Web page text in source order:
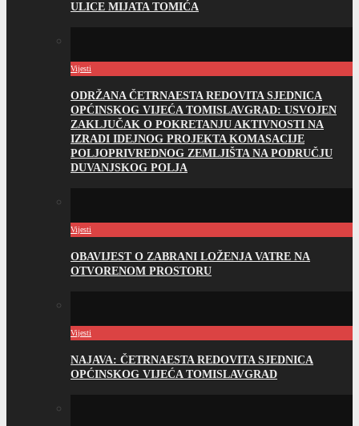
ULICE MIJATA TOMIĆA
Vijesti
ODRŽANA ČETRNAESTA REDOVITA SJEDNICA
OPĆINSKOG VIJEĆA TOMISLAVGRAD: USVOJEN
ZAKLJUČAK O POKRETANJU AKTIVNOSTI NA
IZRADI IDEJNOG PROJEKTA KOMASACIJE
POLJOPRIVREDNOG ZEMLJIŠTA NA PODRUČJU
DUVANJSKOG POLJA
Vijesti
OBAVIJEST O ZABRANI LOŽENJA VATRE NA
OTVORENOM PROSTORU
Vijesti
NAJAVA: ČETRNAESTA REDOVITA SJEDNICA
OPĆINSKOG VIJEĆA TOMISLAVGRAD